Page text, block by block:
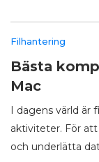
Filhantering
Bästa
Mac
I dagens värld är
aktiviteter. För
och underlätta